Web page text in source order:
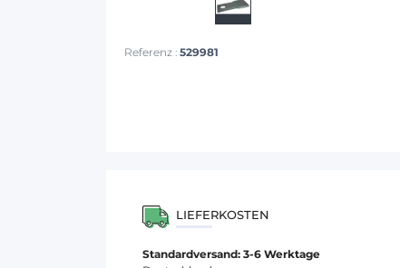
Referenz : 529981
LIEFERKOSTEN
Standardversand: 3-6 Werktage